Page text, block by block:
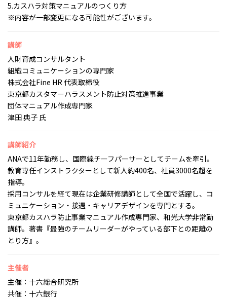
5.カスハラ対策マニュアルのつくり方
※内容が一部変更になる可能性がございます。
講師
人財育成コンサルタント
組織コミュニケーションの専門家
株式会社Fine HR 代表取締役
東京都カスタマーハラスメント防止対策推進事業
団体マニュアル作成専門家
津田 典子 氏
講師紹介
ANAで11年勤務し、国際線チーフパーサーとしてチームを牽引。
教育専任インストラクターとして新人約400名、社員3000名超を
指導。
採用コンサルを経て現在は企業研修講師として全国で活躍し、コ
ミュニケーション・接遇・キャリアデザインを専門とする。
東京都カスハラ防止事業マニュアル作成専門家、和光大学非常勤
講師。著書『最強のチームリーダーがやっている部下との距離の
とり方』。
主催者
主催：十六総合研究所
共催：十六銀行